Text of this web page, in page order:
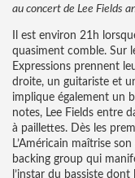
au concert de Lee Fields
Il est environ 21h
quasiment comble. Sur
Expressions prennent
droite, un guitariste et
implique également un
notes, Lee Fields entre
à paillettes. Dès les
L’Américain maîtrise
backing group qui
l’instar du bassiste